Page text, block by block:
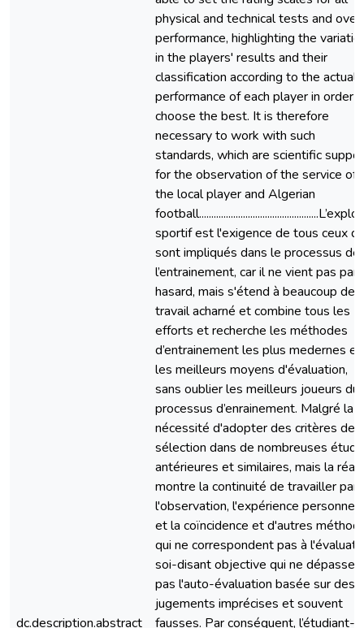
dc.description.abstract
physical and technical tests and
performance, highlighting the
in the players' results and their
classification according to the actual
performance of each player in order
choose the best. It is therefore
necessary to work with such
standards, which are scientific
for the observation of the service of
the local player and Algerian
sportif est l'exigence de tous ceux
sont impliqués dans le processus de
l’entrainement, car il ne vient pas par
hasard, mais s'étend à beaucoup de
travail acharné et combine tous les
efforts et recherche les méthodes
d’entrainement les plus medernes et
les meilleurs moyens d'évaluation,
sans oublier les meilleurs joueurs du
processus d’enrainement. Malgré la
nécessité d'adopter des critères de
sélection dans de nombreuses
antérieures et similaires, mais la
montre la continuité de travailler par
l'observation, l'expérience
et la coïncidence et d'autres
qui ne correspondent pas à
soi-disant objective qui ne
pas l'auto-évaluation basée sur des
jugements imprécises et souvent
fausses. Par conséquent, l’étudiant-